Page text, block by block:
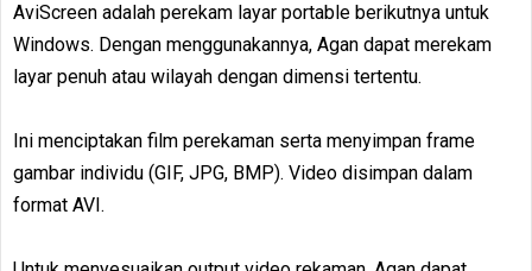
AviScreen adalah perekam layar portable berikutnya untuk
Windows. Dengan menggunakannya, Agan dapat merekam
layar penuh atau wilayah dengan dimensi tertentu.
Ini menciptakan film perekaman serta menyimpan frame
gambar individu (GIF, JPG, BMP). Video disimpan dalam
format AVI.